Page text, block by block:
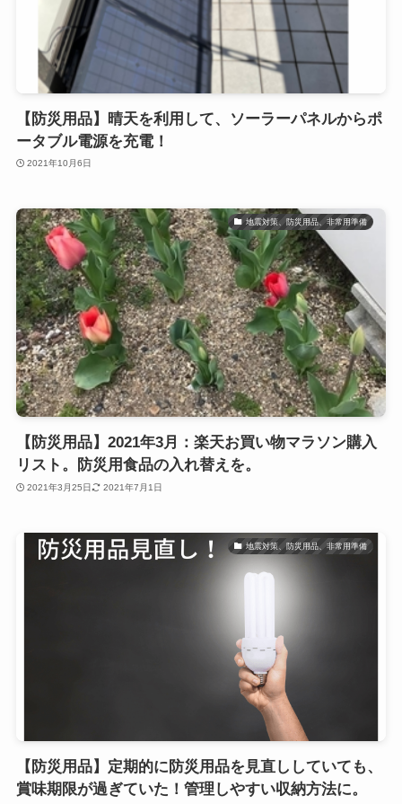
【防災用品】晴天を利用して、ソーラーパネルからポ
ータブル電源を充電！
2021年10月6日
地震対策、防災用品、非常用準備
【防災用品】2021年3月：楽天お買い物マラソン購入
リスト。防災用食品の入れ替えを。
2021年3月25日 2021年7月1日
地震対策、防災用品、非常用準備
【防災用品】定期的に防災用品を見直ししていても、
賞味期限が過ぎていた！管理しやすい収納方法に。